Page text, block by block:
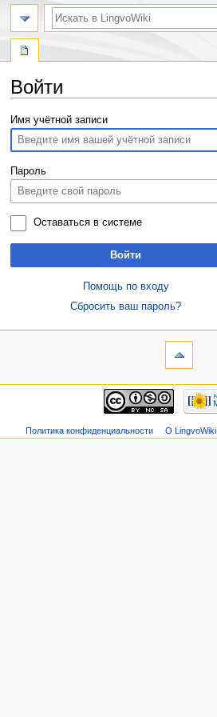
Войти
Перейти
навигации
Перейти
поиску
Имя учётной записи
Пароль
Оставаться в системе
Войти
Помощь по входу
Сбросить ваш пароль?
Политика конфиденциальности О LingvoWiki